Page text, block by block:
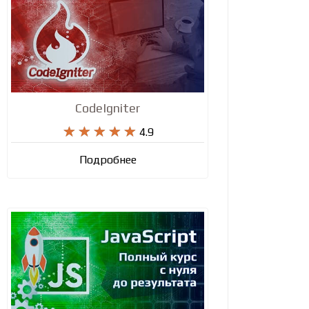
CodeIgniter
    
     4.9
Подробнее